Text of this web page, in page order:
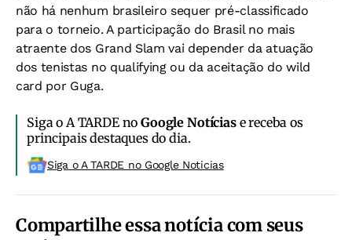
não há nenhum brasileiro sequer pré-classificado
para o torneio. A participação do Brasil no mais
atraente dos Grand Slam vai depender da atuação
dos tenistas no qualifying ou da aceitação do wild
card por Guga.
Siga o A TARDE noGoogle Notíciase receba os
principais destaques do dia.
Siga o A TARDE no Google Noticias
Compartilhe essa notícia com seus